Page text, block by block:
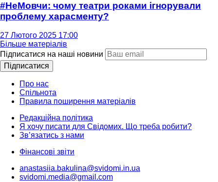
#НеМовчи: чому театри роками ігнорували
проблему харасменту?
27 Лютого 2025 17:00
Більше матеріалів
Підписатися на наші новини
Підписатися
Про нас
Спільнота
Правила поширення матеріалів
Редакційна політика
Я хочу писати для Свідомих. Що треба робити?
Зв’язатись з нами
Фінансові звіти
anastasiia.bakulina@svidomi.in.ua
svidomi.media@gmail.com